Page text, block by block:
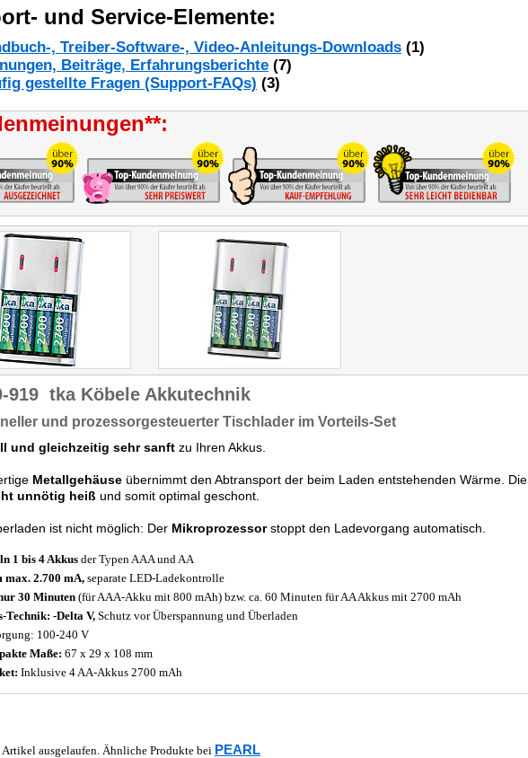
und Service-Elemente:
, Treiber-Software-, Video-Anleitungs-Downloads (1)
Beiträge, Erfahrungsberichte (7)
gestellte Fragen (Support-FAQs) (3)
919 tka Köbele Akkutechnik
und prozessorgesteuerter Tischlader im Vorteils-Set
und gleichzeitig sehr sanft zu Ihren Akkus.
Metallgehäuse übernimmt den Abtransport der beim Laden entstehenden Wärme. Die
unnötig heiß und somit optimal geschont.
ist nicht möglich: Der Mikroprozessorstoppt den Ladevorgang automatisch.
1 bis 4 Akkusder Typen AAA und AA
max. 2.700 mA, separate LED-Ladekontrolle
30 Minuten (für AAA-Akku mit 800 mAh) bzw. ca. 60 Minuten für AA Akkus mit 2700 mAh
Technik: -Delta V, Schutz vor Überspannung und Überladen
100-240 V
Maße: 67 x 29 x 108 mm
Inklusive 4 AA-Akkus 2700 mAh
Artikel ausgelaufen. Ähnliche Produkte bei PEARL